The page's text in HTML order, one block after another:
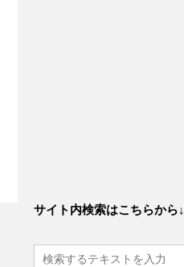
サイト内検索はこちらから↓